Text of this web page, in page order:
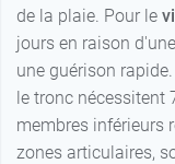
de la plaie. Pour le
jours en raison
une guérison
le tronc nécessitent
membres inférieurs
zones articulaires,